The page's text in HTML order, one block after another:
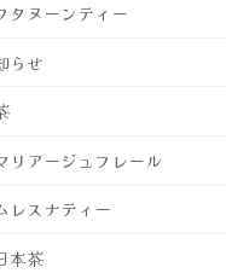
タヌーンティー
らせ
リアージュフレール
レスナティー
本茶